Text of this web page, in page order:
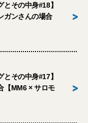
とその中身#18】
ガンさんの場合
>
とその中身#17】
【MM6 × サロモ
>